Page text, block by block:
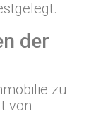
der
zu
von